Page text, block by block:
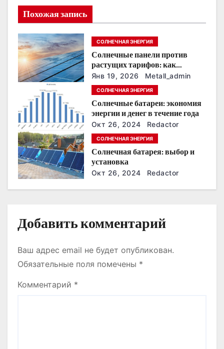
я
п
о
з
п
и
с
я
Похожая запись
СОЛНЕЧНАЯ ЭНЕРГИЯ
Солнечные панели против
растущих тарифов: как
сохранить
энергонезависимость в
ближайшие годы
Янв 19, 2026 Metall_admin
СОЛНЕЧНАЯ ЭНЕРГИЯ
Солнечные батареи: экономия
энергии и денег в течение года
Окт 26, 2024 Redactor
СОЛНЕЧНАЯ ЭНЕРГИЯ
Солнечная батарея: выбор и
установка
Окт 26, 2024 Redactor
Добавить комментарий
Ваш адрес email не будет опубликован.
Обязательные поля помечены *
Комментарий *